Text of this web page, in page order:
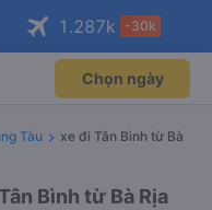
độc
Mở app
bay qua
Mở app
1.287k -30k
Chọn ngày
Tàu
xe đi Tân Bình từ Bà
Bình từ Bà Rịa